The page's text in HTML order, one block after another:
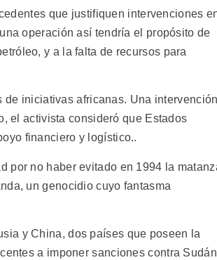
que justifiquen intervenciones
operación así tendría el propósito de
y a la falta de recursos para
de iniciativas africanas. Una
el activista consideró que Estados
financiero y logístico..
por no haber evitado en 1994 la
un genocidio cuyo fantasma
y China, dos países que poseen la
a imponer sanciones contra Sudán